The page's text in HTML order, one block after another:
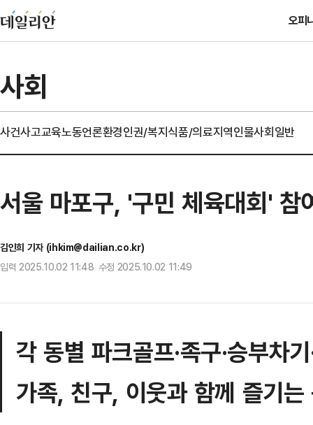
오피
사회
사건사고교육노동언론환경인권/복지식품/의료지역인물사회일반
서울 마포구, '구민 체육대회'
김인희 기자 (ihkim@dailian.co.kr)
입력 2025.10.02 11:48 수정 2025.10.02 11:49
각 동별 파크골프·족구·승부차
가족, 친구, 이웃과 함께 즐기